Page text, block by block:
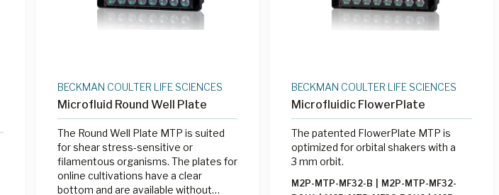
BECKMAN COULTER LIFE SCIENCES
Microfluid Round Well Plate
The Round Well Plate MTP is suited
for shear stress-sensitive or
filamentous organisms. The plates for
online cultivations have a clear
bottom and are available without
BECKMAN COULTER LIFE SCIENCES
Microfluidic FlowerPlate
The patented FlowerPlate MTP is
optimized for orbital shakers with a
3 mm orbit.
M2P-MTP-MF32-B
M2P-MTP-MF32-